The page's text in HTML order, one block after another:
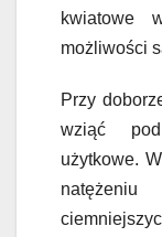
kwiatowe
możliwości
Przy
wziąć
użytkowe.